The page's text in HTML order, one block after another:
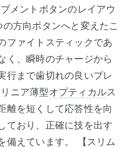
メントボタンのレイアウ
方向ボタンへと変えたこ
ファイトスティックであ
く、瞬時のチャージから
行まで歯切れの良いプレ
ニア薄型オプティカルス
離を短くして応答性を向
ており、正確に技を出す
備えています。 【スリム